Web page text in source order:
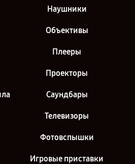
Наушники
Объективы
Плееры
Проекторы
Саундбары
Телевизоры
Фотовспышки
Игровые приставки